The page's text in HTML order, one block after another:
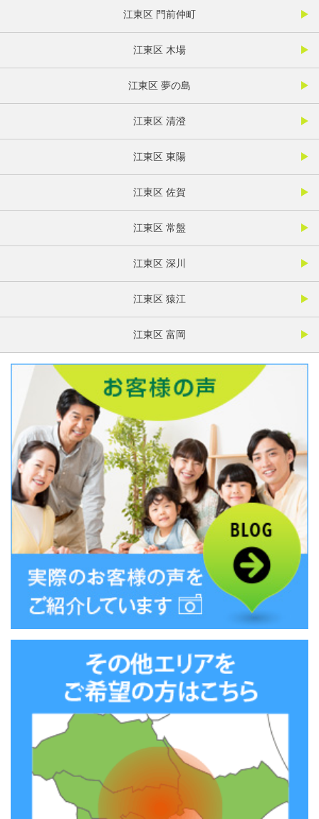
江東区 門前仲町
江東区 木場
江東区 夢の島
江東区 清澄
江東区 東陽
江東区 佐賀
江東区 常盤
江東区 深川
江東区 猿江
江東区 富岡